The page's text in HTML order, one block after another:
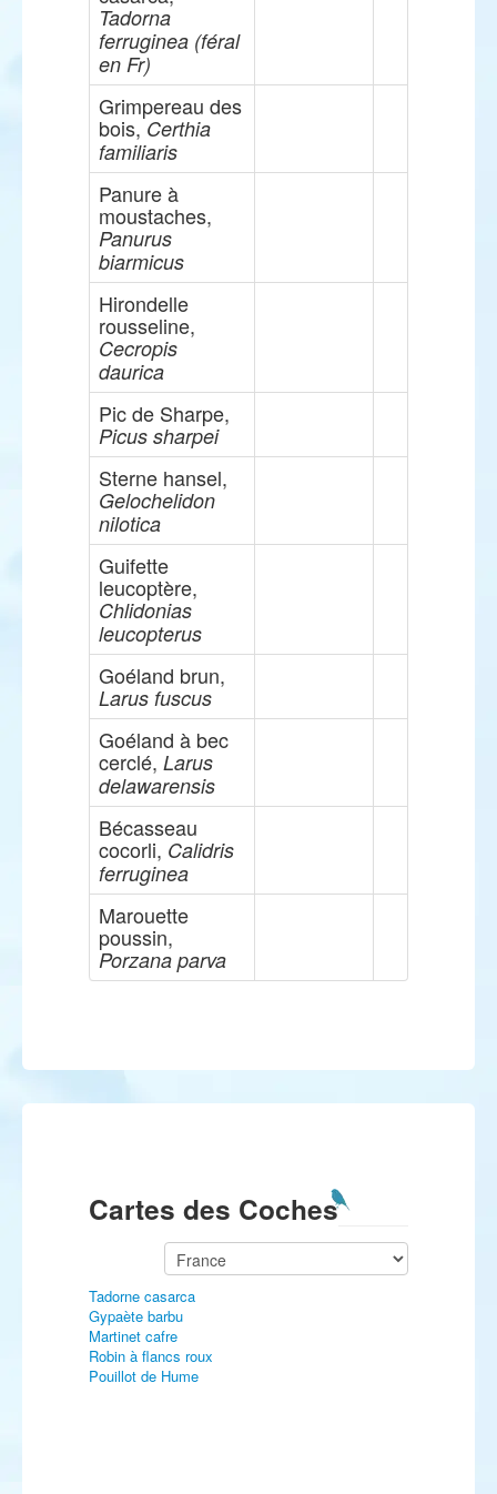
Tadorna
ferruginea (féral
en Fr)
Grimpereau des
bois,Certhia
familiaris
Panure à
moustaches,
Panurus
biarmicus
Hirondelle
rousseline,
Cecropis
daurica
Pic de Sharpe,
Picus sharpei
Sterne hansel,
Gelochelidon
nilotica
Guifette
leucoptère,
Chlidonias
leucopterus
Goéland brun,
Larus fuscus
Goéland à bec
cerclé, Larus
delawarensis
Bécasseau
cocorli, Calidris
ferruginea
Marouette
poussin,
Porzana parva
Cartes des Coches
Tadorne casarca
Gypaète barbu
Martinet cafre
Robin à flancs roux
Pouillot de Hume